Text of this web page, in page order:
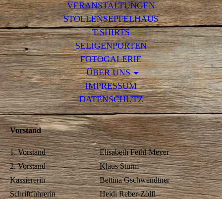
VERANSTALTUNGEN
STOLLENSEPFELHAUS
T-SHIRTS
SELIGENPORTEN
FOTOGALERIE
ÜBER UNS
IMPRESSUM
DATENSCHUTZ
Vorstand
1. Vorstand
Elisabeth Feihl-Meyer
2. Vorstand
Klaus Sturm
Kassiererin
Bettina Gschwendtner
Schriftführerin
Heidi Reber-Zölfl